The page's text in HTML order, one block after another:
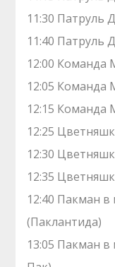
11:30 Патруль
11:40 Патруль
12:00 Команда
12:05 Команда
12:15 Команда
12:25
12:30
12:35
12:40 Пакман
(Паклантида)
13:05 Пакман